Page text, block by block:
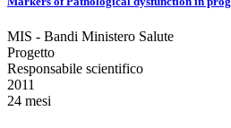
MIS - Bandi Ministero Salute
Progetto
Responsabile scientifico
2011
24 mesi